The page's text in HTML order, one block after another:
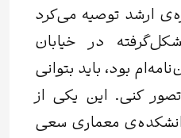
ارشد توصیه می‌کرد
در خیابان
بود، باید بتوانی
کنی. این یکی از
معماری سعی